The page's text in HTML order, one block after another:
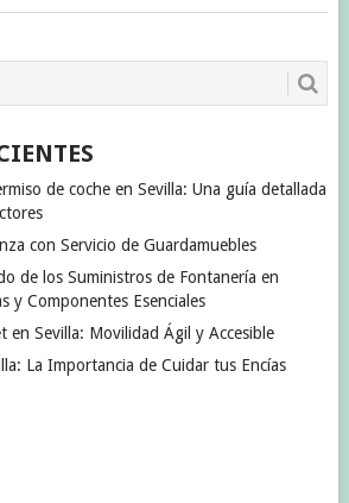
de coche en Sevilla: Una guía detallada
con Servicio de Guardamuebles
de los Suministros de Fontanería en
y Componentes Esenciales
en Sevilla: Movilidad Ágil y Accesible
La Importancia de Cuidar tus Encías